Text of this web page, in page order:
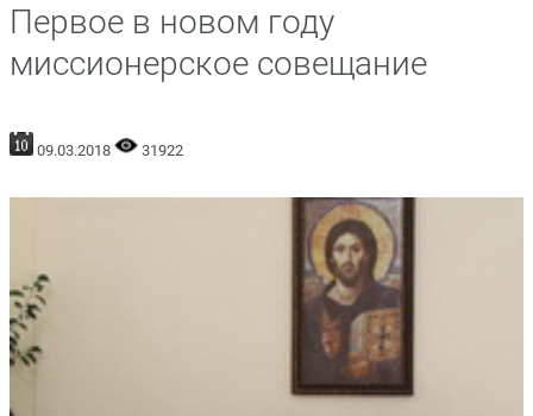
Первое в новом году
миссионерское совещание
09.03.2018 31922